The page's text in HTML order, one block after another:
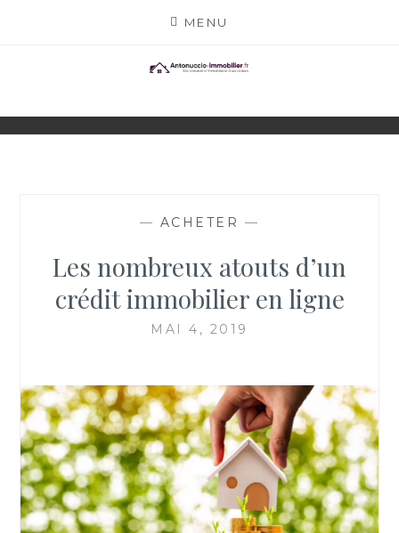
MENU
ANTONUCCIO-
IMMOBILIER.FR
ACTEURS
— ACHETER —
Les nombreux atouts d’un
crédit immobilier en ligne
MAI 4, 2019